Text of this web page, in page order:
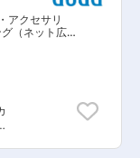
アクセサリ
（ネット広
ティング・広